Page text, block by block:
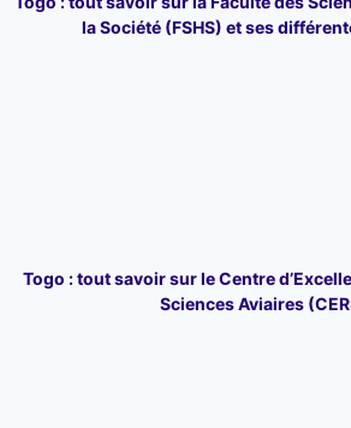
la Société (FSHS) et ses
Togo : tout savoir sur le Centre
Sciences Aviaires